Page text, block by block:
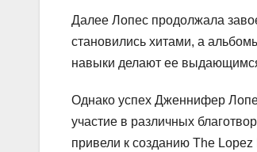
Далее Лопес продолжала
становились хитами, а
навыки делают ее
Однако успех Дженнифер
участие в различных
привели к созданию The